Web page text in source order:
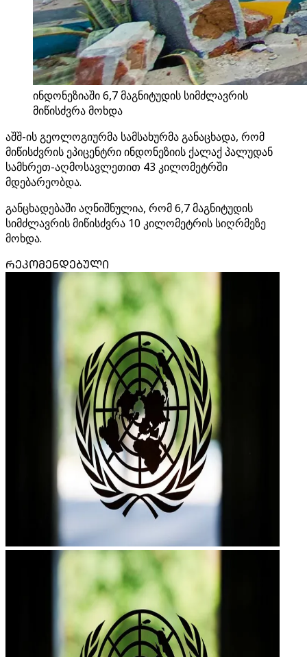
ინდონეზიაში 6,7 მაგნიტუდის სიმძლავრის
მიწისძვრა მოხდა
აშშ-ის გეოლოგიურმა სამსახურმა განაცხადა, რომ
მიწისძვრის ეპიცენტრი ინდონეზიის ქალაქ პალუდან
სამხრეთ-აღმოსავლეთით 43 კილომეტრში
მდებარეობდა.
განცხადებაში აღნიშნულია, რომ 6,7 მაგნიტუდის
სიმძლავრის მიწისძვრა 10 კილომეტრის სიღრმეზე
მოხდა.
ᲠᲔᲙᲝᲛᲔᲜᲓᲔᲑᲣᲚᲘ